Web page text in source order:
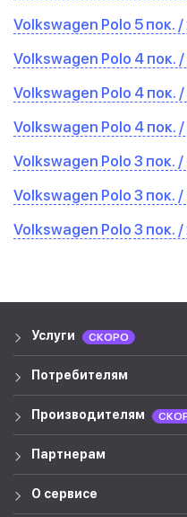
Volkswagen Polo 5 пок. /
Volkswagen Polo 4 пок.
Volkswagen Polo 4 пок.
Volkswagen Polo 4 пок. /
Volkswagen Polo 3 пок.
Volkswagen Polo 3 пок.
Volkswagen Polo 3 пок. /
Услуги СКОРО
Потребителям
Производителям
Партнерам
О сервисе